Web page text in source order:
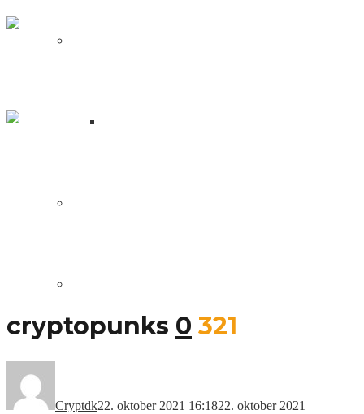
Nyheder
cryptopunks 0 321
Cryptdk22. oktober 2021 16:1822. oktober 2021